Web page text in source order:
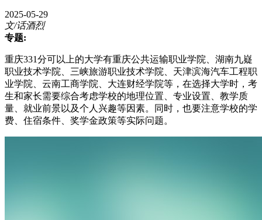
2025-05-29
文/话酒烈
专题:
重庆331分可以上的大学有重庆公共运输职业学院、湖南九嶷
职业技术学院、三峡旅游职业技术学院、天津滨海汽车工程职
业学院、云南工商学院、大连财经学院等，在选择大学时，考
生和家长需要综合考虑学校的地理位置、专业设置、教学质
量、就业前景以及个人兴趣等因素。同时，也要注意学校的学
费、住宿条件、奖学金政策等实际问题。